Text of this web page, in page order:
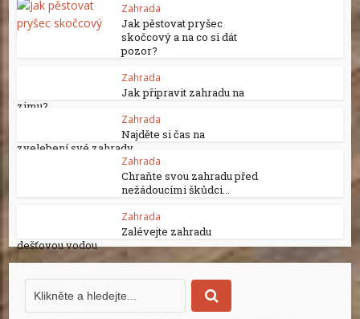
Zahrada
Jak pěstovat pryšec
skočcový a na co si dát
pozor?
Zahrada
Jak připravit zahradu na
zimu?
Zahrada
Najděte si čas na
zvelebení své zahrady
Zahrada
Chraňte svou zahradu před
nežádoucími škůdci...
Zahrada
Zalévejte zahradu
dešťovou vodou